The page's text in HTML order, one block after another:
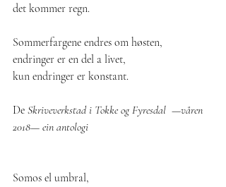
det kommer regn.
Sommerfargene endres om høsten,
endringer er en del a livet,
kun endringer er konstant.
De Skriveverkstad i Tokke og Fyresdal  —våren
2018— ein antologi
Somos el umbral,